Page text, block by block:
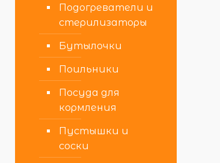
Подогреватели и
стерилизаторы
Бутылочки
Поильники
Посуда для
кормления
Пустышки и
соски